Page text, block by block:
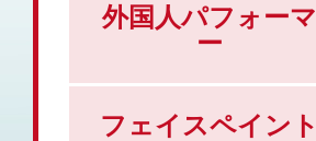
外国人パフォーマ
ー
フェイスペイント